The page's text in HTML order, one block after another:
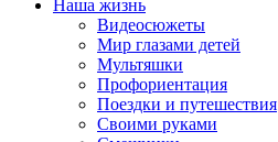
Наша жизнь
Видеосюжеты
Мир глазами детей
Мультяшки
Профориентация
Поездки и путешествия
Своими руками